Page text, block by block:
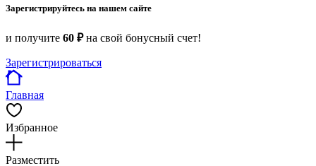
Зарегистрируйтесь на нашем сайте
и получите 60 ₽на свой бонусный счет!
Зарегистрироваться
Главная
Избранное
Разместить